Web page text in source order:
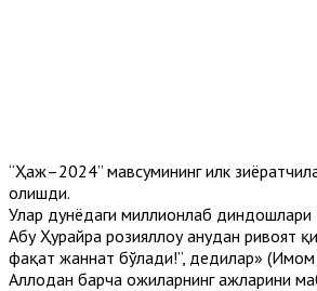
“Ҳаж–2024” мавсумининг илк
олишди.
Улар дунёдаги миллионлаб диндошлари
Абу Ҳурайра розияллоҳу анҳудан ривоят
фақат жаннат бўлади!”, дедилар» (Имом
Аллоҳдан барча ҳожиларнинг ҳажларини